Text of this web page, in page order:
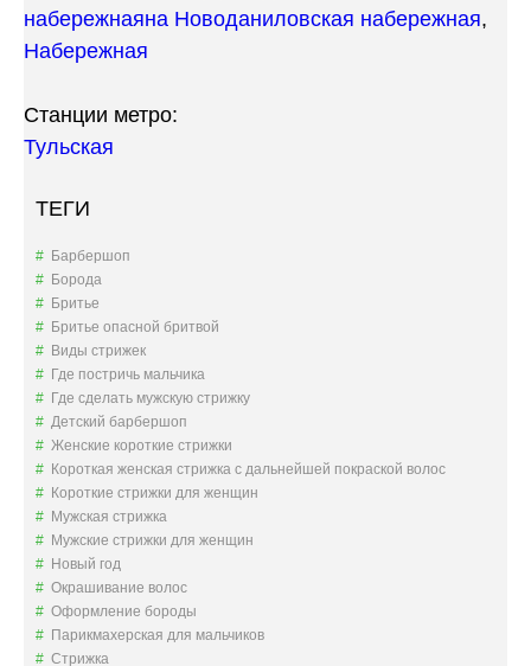
набережнаяна Новоданиловская набережная,
Набережная
Станции метро:
Тульская
ТЕГИ
Барбершоп
Борода
Бритье
Бритье опасной бритвой
Виды стрижек
Где постричь мальчика
Где сделать мужскую стрижку
Детский барбершоп
Женские короткие стрижки
Короткая женская стрижка с дальнейшей покраской волос
Короткие стрижки для женщин
Мужская стрижка
Мужские стрижки для женщин
Новый год
Окрашивание волос
Оформление бороды
Парикмахерская для мальчиков
Стрижка